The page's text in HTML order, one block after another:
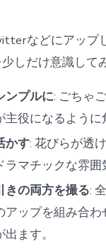
などにアップ
しだけ意識して
ンプルに: ごちゃ
主役になるように
かす: 花びらが透
ラマチックな雰囲
きの両方を撮る:
アップを組み合
ます。